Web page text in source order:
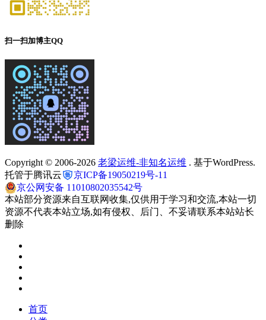
扫一扫加博主QQ
Copyright © 2006-2026 老梁运维-非知名运维 . 基于WordPress.
托管于腾讯云
京ICP备19050219号-11
京公网安备 11010802035542号
本站部分资源来自互联网收集,仅供用于学习和交流,本站一切
资源不代表本站立场,如有侵权、后门、不妥请联系本站站长
删除
首页